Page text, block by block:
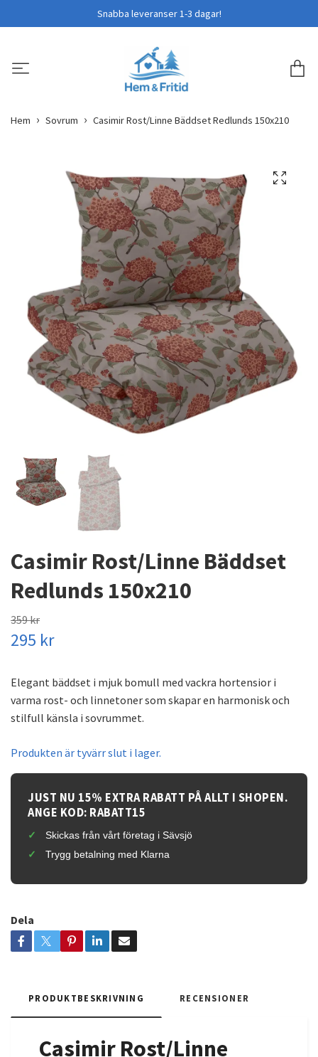
Snabba leveranser 1-3 dagar!
Hem Sovrum Casimir Rost/Linne Bäddset Redlunds 150x210
Casimir Rost/Linne Bäddset
Redlunds 150x210
359 kr
295 kr
Elegant bäddset i mjuk bomull med vackra hortensior i
varma rost- och linnetoner som skapar en harmonisk och
stilfull känsla i sovrummet.
Produkten är tyvärr slut i lager.
JUST NU 15% EXTRA RABATT PÅ ALLT I SHOPEN.
ANGE KOD: RABATT15
Skickas från vårt företag i Sävsjö
Trygg betalning med Klarna
Dela
PRODUKTBESKRIVNING RECENSIONER
Casimir Rost/Linne